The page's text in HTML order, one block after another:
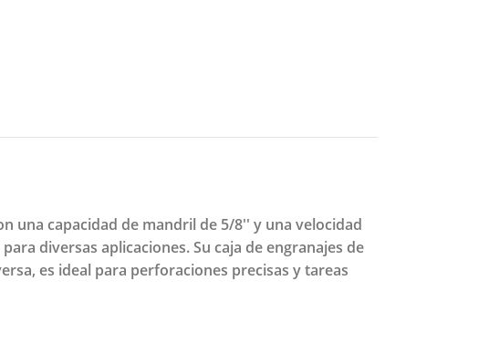
una capacidad de mandril de 5/8'' y una velocidad
diversas aplicaciones. Su caja de engranajes de
es ideal para perforaciones precisas y tareas